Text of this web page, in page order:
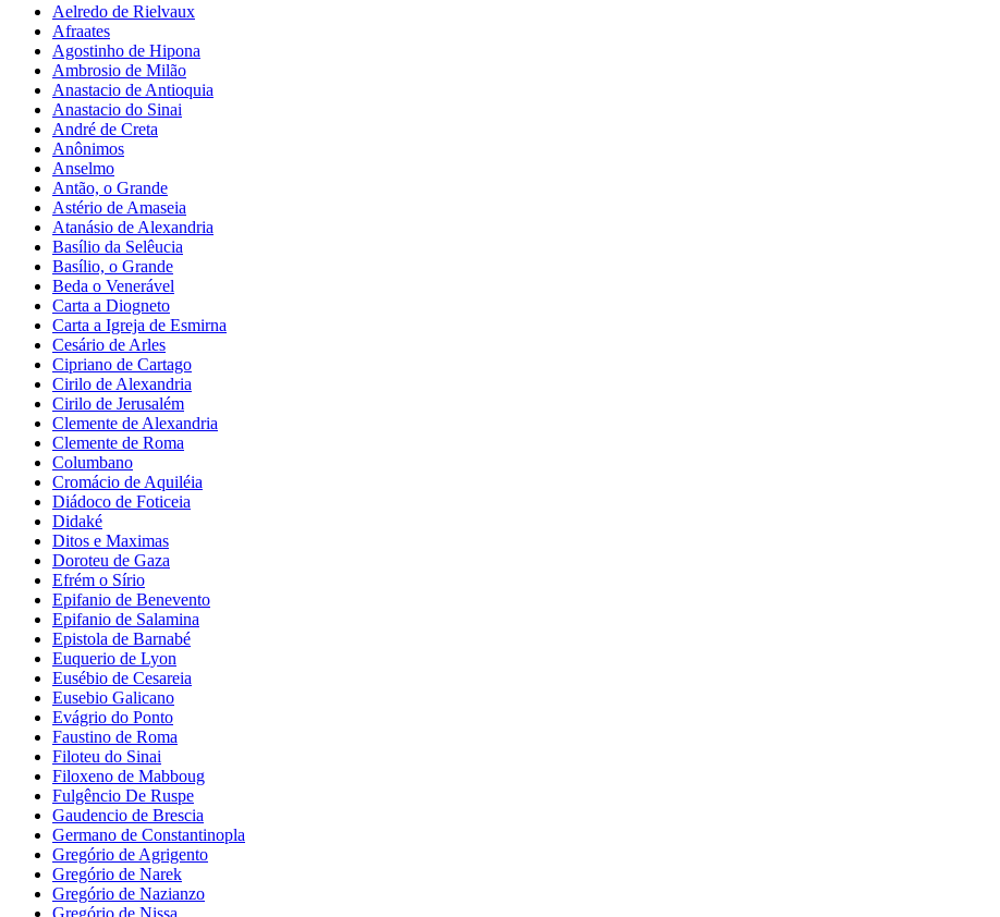
Aelredo de Rielvaux
Afraates
Agostinho de Hipona
Ambrosio de Milão
Anastacio de Antioquia
Anastacio do Sinai
André de Creta
Anônimos
Anselmo
Antão, o Grande
Astério de Amaseia
Atanásio de Alexandria
Basílio da Selêucia
Basílio, o Grande
Beda o Venerável
Carta a Diogneto
Carta a Igreja de Esmirna
Cesário de Arles
Cipriano de Cartago
Cirilo de Alexandria
Cirilo de Jerusalém
Clemente de Alexandria
Clemente de Roma
Columbano
Cromácio de Aquiléia
Diádoco de Foticeia
Didaké
Ditos e Maximas
Doroteu de Gaza
Efrém o Sírio
Epifanio de Benevento
Epifanio de Salamina
Epistola de Barnabé
Euquerio de Lyon
Eusébio de Cesareia
Eusebio Galicano
Evágrio do Ponto
Faustino de Roma
Filoteu do Sinai
Filoxeno de Mabboug
Fulgêncio De Ruspe
Gaudencio de Brescia
Germano de Constantinopla
Gregório de Agrigento
Gregório de Narek
Gregório de Nazianzo
Gregório de Nissa